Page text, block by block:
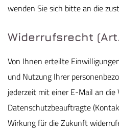
wenden Sie sich bitte an die
Widerrufsrecht (Art.
Von Ihnen erteilte
und Nutzung Ihrer
jederzeit mit einer E-Mail an
Datenschutzbeauftragte
Wirkung für die Zukunft